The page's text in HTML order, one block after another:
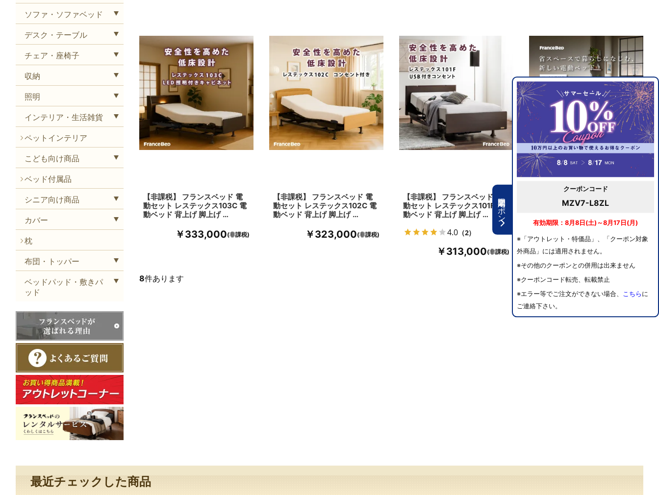
期間限定クーポン
クーポンコード
MZV7-L8ZL
有効期限：8月8日(土)～8月17日(月)
※「アウトレット・特価品」、「クーポン対象
外商品」には適用されません。
※その他のクーポンとの併用は出来ません
※クーポンコード転売、転載禁止
※エラー等でご注文ができない場合、 こちら に
ご連絡下さい。
ソファ・ソファベッド
デスク・テーブル
チェア・座椅子
収納
照明
インテリア・生活雑貨
ペットインテリア
こども向け商品
ベッド付属品
シニア向け商品
カバー
枕
布団・トッパー
ベッドパッド・敷きパ
ッド
【非課税】 フランスベッド 電
動セット レステックス103C 電
動ベッド 背上げ 脚上げ …
￥333,000
【非課税】 フランスベッド 電
動セット レステックス102C 電
動ベッド 背上げ 脚上げ …
￥323,000
【非課税】 フランスベッド 電
動セット レステックス101F 電
動ベッド 背上げ 脚上げ …
4.0（2）
￥313,000
ッドボードなし マットレスセッ
単品合計価格253,000円セットでお
￥195,800
8件あります
最近チェックした商品